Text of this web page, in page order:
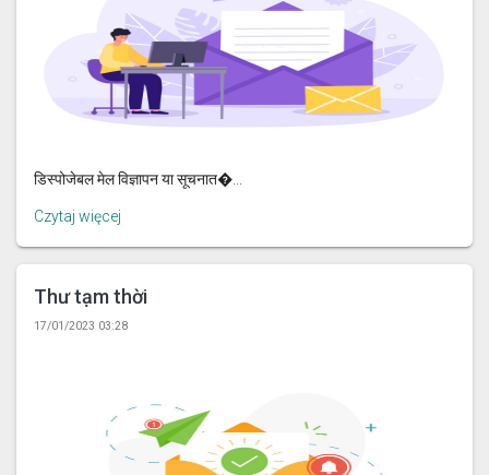
डिस्पोजेबल मेल विज्ञापन या सूचनात�...
Czytaj więcej
Thư tạm thời
17/01/2023 03:28